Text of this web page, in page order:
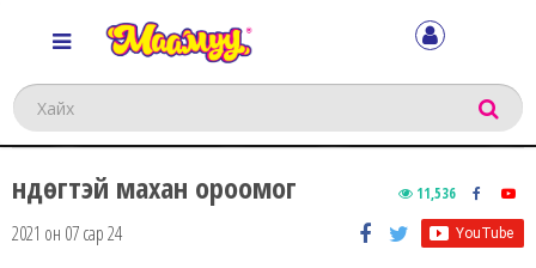
Хайх
Өндөгтэй махан ороомог 11,536
2021 он 07 сар 24